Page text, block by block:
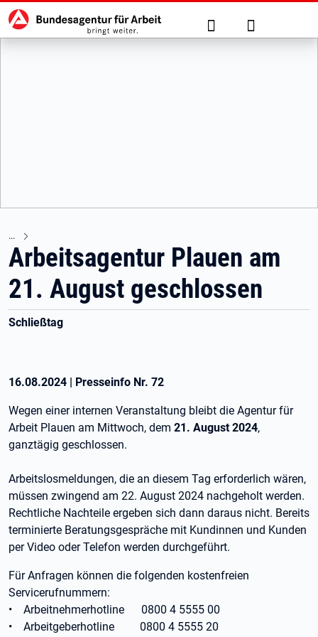
zu den Hauptinhalten springen
Hauptnavigation Suche Anmelden
Arbeitsagentur Plauen am
21. August geschlossen
Schließtag
16.08.2024 | Presseinfo Nr. 72
Wegen einer internen Veranstaltung bleibt die Agentur für
Arbeit Plauen am Mittwoch, dem 21. August 2024,
ganztägig geschlossen.
Arbeitslosmeldungen, die an diesem Tag erforderlich wären,
müssen zwingend am 22. August 2024 nachgeholt werden.
Rechtliche Nachteile ergeben sich dann daraus nicht. Bereits
terminierte Beratungsgespräche mit Kundinnen und Kunden
per Video oder Telefon werden durchgeführt.
Für Anfragen können die folgenden kostenfreien
Servicerufnummern:
• Arbeitnehmerhotline 0800 4 5555 00
• Arbeitgeberhotline 0800 4 5555 20